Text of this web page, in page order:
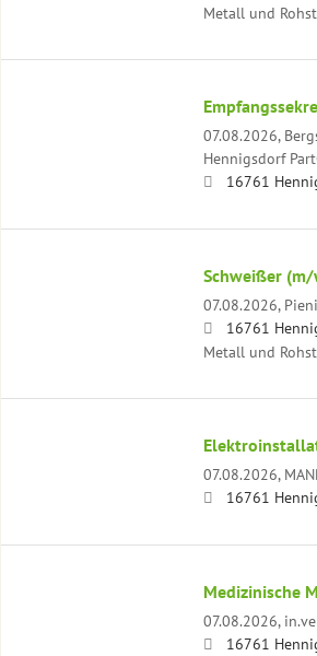
Metall und
07.08.2026,
Hennigsdorf
16761
Schweißer
07.08.2026,
16761
Metall und
07.08.2026,
16761
Medizinische
07.08.2026,
16761